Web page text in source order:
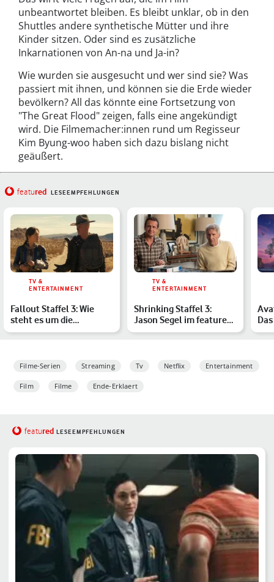
unbeantwortet bleiben. Es bleibt unklar, ob in den
Shuttles andere synthetische Mütter und ihre
Kinder sitzen. Oder sind es zusätzliche
Inkarnationen von An-na und Ja-in?
Wie wurden sie ausgesucht und wer sind sie? Was
passiert mit ihnen, und können sie die Erde wieder
bevölkern? All das könnte eine Fortsetzung von
"The Great Flood" zeigen, falls eine angekündigt
wird. Die Filmemacher:innen rund um Regisseur
Kim Byung-woo haben sich dazu bislang nicht
geäußert.
featured LESEEMPFEHLUNGEN
TV &
ENTERTAINMENT
Fallout Staffel 3: Wie
steht es um die
Fortsetzung der
TV &
ENTERTAINMENT
Shrinking Staffel 3:
Jason Segel im featured-
Interview – alle Inf…
Filme-Serien Streaming Tv Netflix Entertainment
Film Filme Ende-Erklaert
featured LESEEMPFEHLUNGEN